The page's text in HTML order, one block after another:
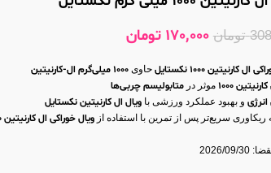
تومان 170,000 تومان
ال کارنیتین 1000 نکستایل حاوی1000 میلی‌گرم ال-کارنیتین
1000
موثر درمتابولیسم چربی‌ها
و بهبود عملکرد ورزشی باویال ال کارنیتین نکستایل
سریع‌تر پس از تمرین با استفاده از ویال خوراکی ال کارنیتین 1000 نکستایل
ال کارنیتین 1000
09/30